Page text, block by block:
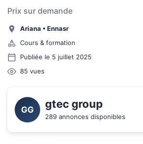
Prix sur demande
Ariana • Ennasr
Cours & formation
Publiée le 5 juillet 2025
85 vues
GG gtec group
289 annonces disponibles